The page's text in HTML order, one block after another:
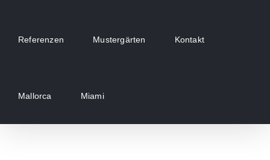
Referenzen Mustergärten Kontakt
Mallorca Miami